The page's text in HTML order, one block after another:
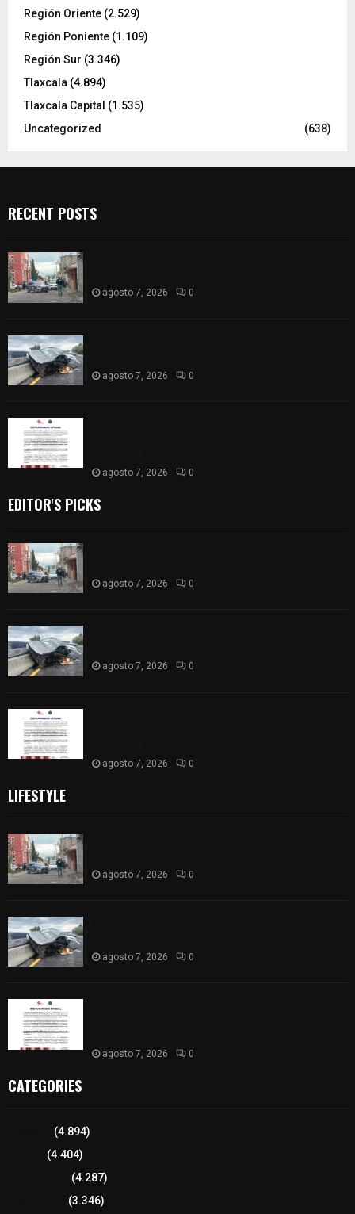
Región Oriente (2.529)
Región Poniente (1.109)
Región Sur (3.346)
Tlaxcala (4.894)
Tlaxcala Capital (1.535)
Uncategorized
(638)
RECENT POSTS
agosto 7, 2026 0
agosto 7, 2026 0
agosto 7, 2026 0
EDITOR'S PICKS
agosto 7, 2026 0
agosto 7, 2026 0
agosto 7, 2026 0
LIFESTYLE
agosto 7, 2026 0
agosto 7, 2026 0
agosto 7, 2026 0
CATEGORIES
(4.894)
(4.404)
(4.287)
(3.346)